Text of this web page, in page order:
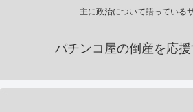
主に政治について語っている
パチンコ屋の倒産を応